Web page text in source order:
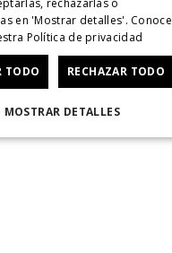
rechazarlas o
en 'Mostrar detalles'. Conoce
Política de privacidad
TODO RECHAZAR TODO
MOSTRAR DETALLES